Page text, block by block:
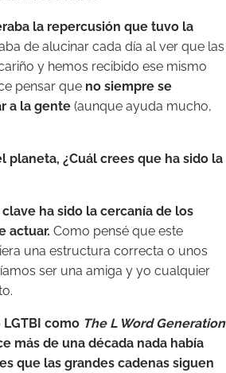
la repercusión que tuvo la
de alucinar cada día al ver que las
y hemos recibido ese mismo
pensar que no siempre se
a la gente (aunque ayuda mucho,
¿Cuál crees que ha sido la
clave ha sido la cercanía de los
actuar. Como pensé que este
una estructura correcta o unos
ser una amiga y yo cualquier
como The L Word Generation
más de una década nada había
que las grandes cadenas siguen